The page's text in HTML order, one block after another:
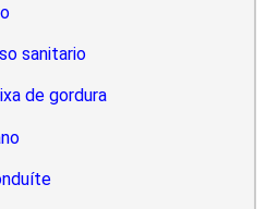
sanitario
de gordura